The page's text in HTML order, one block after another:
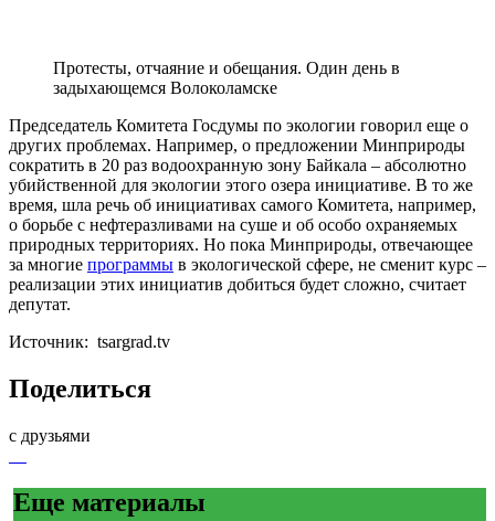
Протесты, отчаяние и обещания. Один день в
задыхающемся Волоколамске
Председатель Комитета Госдумы по экологии говорил еще о
других проблемах. Например, о предложении Минприроды
сократить в 20 раз водоохранную зону Байкала – абсолютно
убийственной для экологии этого озера инициативе. В то же
время, шла речь об инициативах самого Комитета, например,
о борьбе с нефтеразливами на суше и об особо охраняемых
природных территориях. Но пока Минприроды, отвечающее
за многие программы в экологической сфере, не сменит курс –
реализации этих инициатив добиться будет сложно, считает
депутат.
Источник: tsargrad.tv
Поделиться
с друзьями
Еще материалы